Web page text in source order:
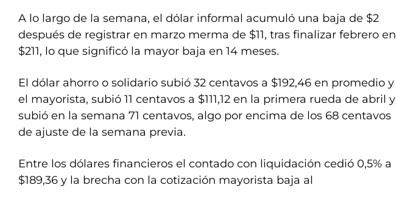
A lo largo de la semana, el dólar informal acumuló una baja de $2
después de registrar en marzo merma de $11, tras finalizar febrero en
$211, lo que significó la mayor baja en 14 meses.
El dólar ahorro o solidario subió 32 centavos a $192,46 en promedio y
el mayorista, subió 11 centavos a $111,12 en la primera rueda de abril y
subió en la semana 71 centavos, algo por encima de los 68 centavos
de ajuste de la semana previa.
Entre los dólares financieros el contado con liquidación cedió 0,5% a
$189,36 y la brecha con la cotización mayorista baja al